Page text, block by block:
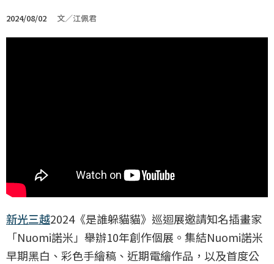
2024/08/02 文／江佩君
新光三越2024《是誰躲貓貓》巡迴展邀請知名插畫家
「Nuomi諾米」舉辦10年創作個展。集結Nuomi諾米
早期黑白、彩色手繪稿、近期電繪作品，以及首度公